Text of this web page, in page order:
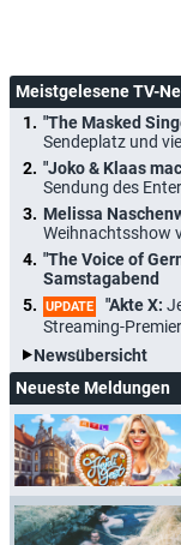
Meistgelesene TV-
"The Masked
Sendeplatz und
"Joko & Klaas
Sendung des
Melissa
Weihnachtsshow
"The Voice of
Samstagabend
UPDATE "Akte X:
Streaming-
Newsübersicht
Neueste Meldungen